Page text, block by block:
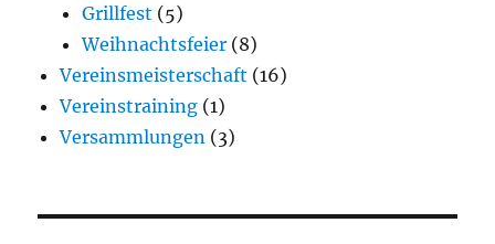
Grillfest (5)
Weihnachtsfeier (8)
Vereinsmeisterschaft (16)
Vereinstraining (1)
Versammlungen (3)